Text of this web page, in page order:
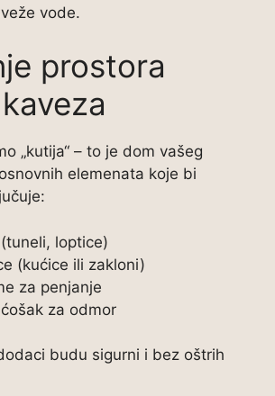
vode.
prostora
„kutija“ – to je dom vašeg
elemenata koje bi
loptice)
(kućice ili zakloni)
za penjanje
za odmor
budu sigurni i bez oštrih